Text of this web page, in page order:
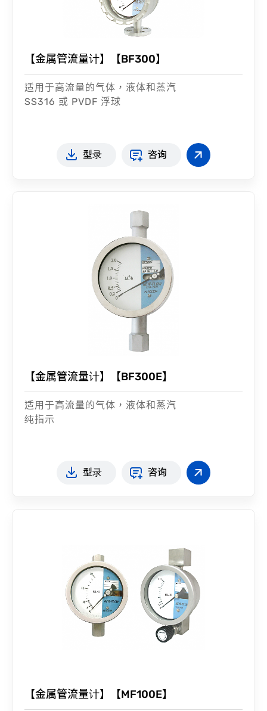
【金属管流量计】【BF300】
适用于高流量的气体，液体和蒸汽
SS316 或 PVDF 浮球
型录 咨询
【金属管流量计】【BF300E】
适用于高流量的气体，液体和蒸汽
纯指示
型录 咨询
【金属管流量计】【MF100E】